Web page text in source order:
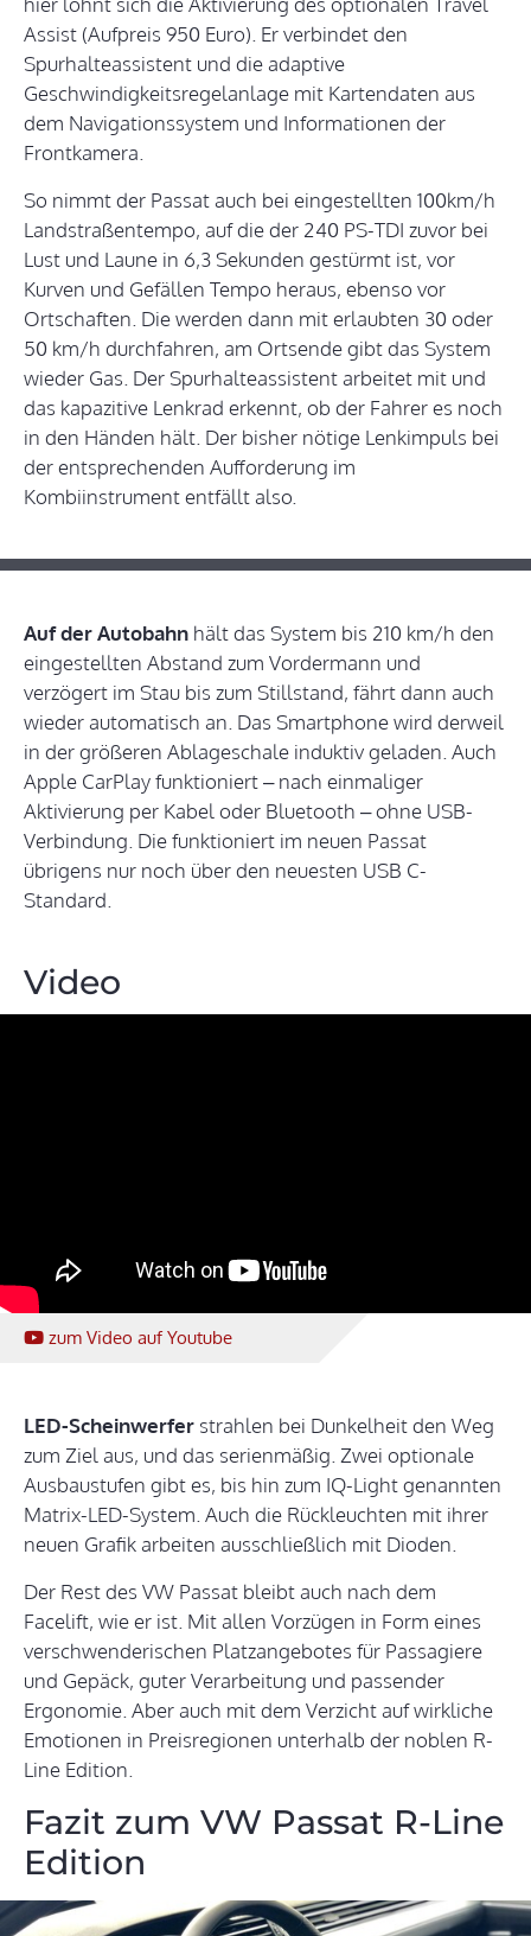
Assist (Aufpreis 950 Euro). Er verbindet den
Spurhalteassistent und die adaptive
Geschwindigkeitsregelanlage mit Kartendaten aus
dem Navigationssystem und Informationen der
Frontkamera.
So nimmt der Passat auch bei eingestellten 100km/h
Landstraßentempo, auf die der 240 PS-TDI zuvor bei
Lust und Laune in 6,3 Sekunden gestürmt ist, vor
Kurven und Gefällen Tempo heraus, ebenso vor
Ortschaften. Die werden dann mit erlaubten 30 oder
50 km/h durchfahren, am Ortsende gibt das System
wieder Gas. Der Spurhalteassistent arbeitet mit und
das kapazitive Lenkrad erkennt, ob der Fahrer es noch
in den Händen hält. Der bisher nötige Lenkimpuls bei
der entsprechenden Aufforderung im
Kombiinstrument entfällt also.
Auf der Autobahn hält das System bis 210 km/h den
eingestellten Abstand zum Vordermann und
verzögert im Stau bis zum Stillstand, fährt dann auch
wieder automatisch an. Das Smartphone wird derweil
in der größeren Ablageschale induktiv geladen. Auch
Apple CarPlay funktioniert – nach einmaliger
Aktivierung per Kabel oder Bluetooth – ohne USB-
Verbindung. Die funktioniert im neuen Passat
übrigens nur noch über den neuesten USB C-
Standard.
Video
zum Video auf Youtube
LED-Scheinwerfer strahlen bei Dunkelheit den Weg
zum Ziel aus, und das serienmäßig. Zwei optionale
Ausbaustufen gibt es, bis hin zum IQ-Light genannten
Matrix-LED-System. Auch die Rückleuchten mit ihrer
neuen Grafik arbeiten ausschließlich mit Dioden.
Der Rest des VW Passat bleibt auch nach dem
Facelift, wie er ist. Mit allen Vorzügen in Form eines
verschwenderischen Platzangebotes für Passagiere
und Gepäck, guter Verarbeitung und passender
Ergonomie. Aber auch mit dem Verzicht auf wirkliche
Emotionen in Preisregionen unterhalb der noblen R-
Line Edition.
Fazit zum VW Passat R-Line
Edition